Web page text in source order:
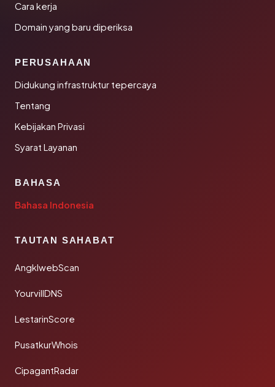
Cara kerja
Domain yang baru diperiksa
PERUSAHAAN
Didukung infrastruktur tepercaya
Tentang
Kebijakan Privasi
Syarat Layanan
BAHASA
Bahasa Indonesia
TAUTAN SAHABAT
AngklwebScan
YourvillDNS
LestarinScore
PusatkurWhois
CipagantRadar